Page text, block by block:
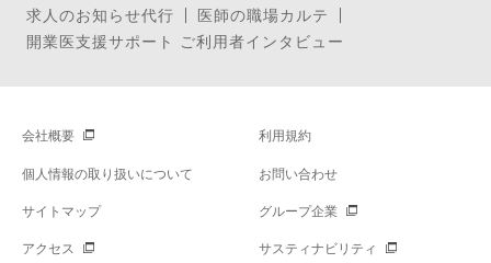
求人のお知らせ代行
医師の職場カルテ
開業医支援サポート ご利用者インタビュー
会社概要 利用規約
個人情報の取り扱いについて お問い合わせ
サイトマップ グループ企業
アクセス サスティナビリティ